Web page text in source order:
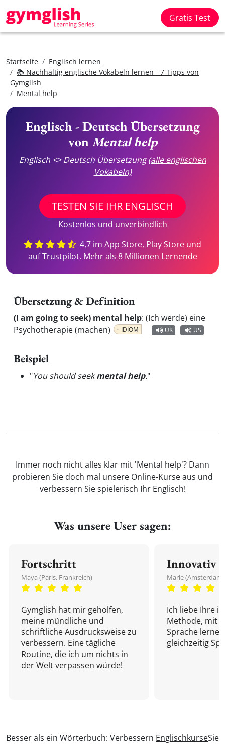
Gratis Test
Startseite
Englisch lernen
📚 Nachhaltig englische Vokabeln lernen - 7 Tipps von
Gymglish
Mental help
Englisch - Deutsch Übersetzung
vonMental help
Englisch <> Deutsch Übersetzung(alle englischen
Vokabeln)
TESTEN SIE IHR ENGLISCH
Kostenlos und unverbindlich
4,7 im App Store, Play Store und
auf Trustpilot. Mehr als 8 Millionen Lernende
Übersetzung & Definition
(I am going to seek) mental help: (Ich werde) eine
Psychotherapie (machen)
IDIOM UK US
Beispiel
"You should seekmental help."
Immer noch nicht alles klar mit 'Mental help'? Dann
probieren Sie doch mal unsere Online-Kurse aus und
verbessern Sie spielerisch Ihr Englisch!
Was unsere User sagen:
Fortschritt
Maya (Paris, Frankreich)
Gymglish hat mir geholfen,
meine mündliche und
schriftliche Ausdrucksweise zu
verbessern. Eine tägliche
Routine, die ich um nichts in
der Welt verpassen würde!
Innovativ
Marie
Ich liebe Ihre
Methode, mit
Sprache
gleichzeitig
Besser als ein Wörterbuch: Verbessern EnglischkurseSie